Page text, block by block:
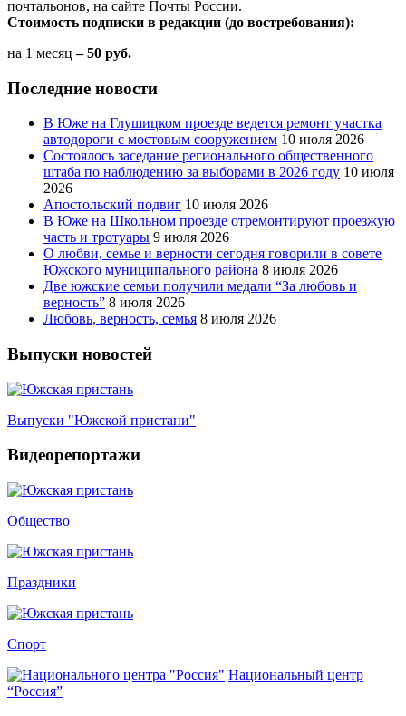
почтальонов, на сайте Почты России.
Стоимость подписки в редакции (до востребования):
на 1 месяц – 50 руб.
Последние новости
В Юже на Глушицком проезде ведется ремонт участка
автодороги с мостовым сооружением 10 июля 2026
Состоялось заседание регионального общественного
штаба по наблюдению за выборами в 2026 году 10 июля
2026
Апостольский подвиг 10 июля 2026
В Юже на Школьном проезде отремонтируют проезжую
часть и тротуары 9 июля 2026
О любви, семье и верности сегодня говорили в совете
Южского муниципального района 8 июля 2026
Две южские семьи получили медали “За любовь и
верность” 8 июля 2026
Любовь, верность, семья 8 июля 2026
Выпуски новостей
Выпуски "Южской пристани"
Видеорепортажи
Общество
Праздники
Спорт
Национальный центр
“Россия”